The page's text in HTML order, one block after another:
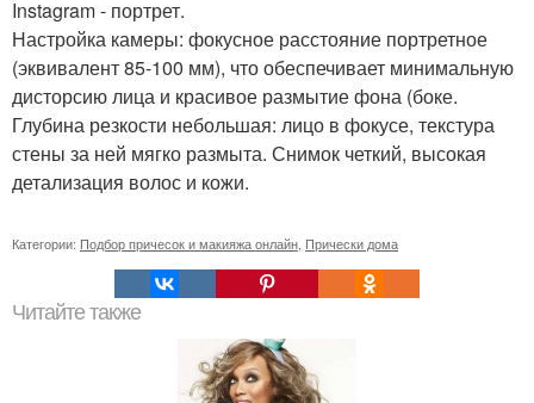
Instagram - портрет.
Настройка камеры: фокусное расстояние портретное
(эквивалент 85-100 мм), что обеспечивает минимальную
дисторсию лица и красивое размытие фона (боке.
Глубина резкости небольшая: лицо в фокусе, текстура
стены за ней мягко размыта. Снимок четкий, высокая
детализация волос и кожи.
Категории: Подбор причесок и макияжа онлайн Прически дома
Читайте также